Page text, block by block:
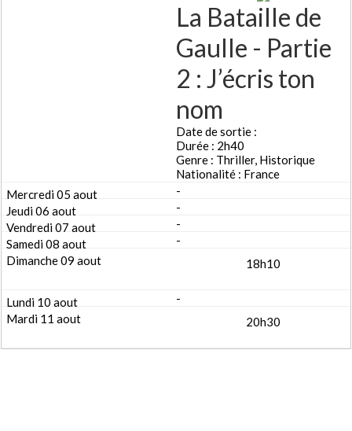
La Bataille de
Gaulle - Partie
2 : J’écris ton
nom
Date de sortie :
Durée : 2h40
Genre : Thriller, Historique
Nationalité : France
-
-
-
-
18h10
-
20h30